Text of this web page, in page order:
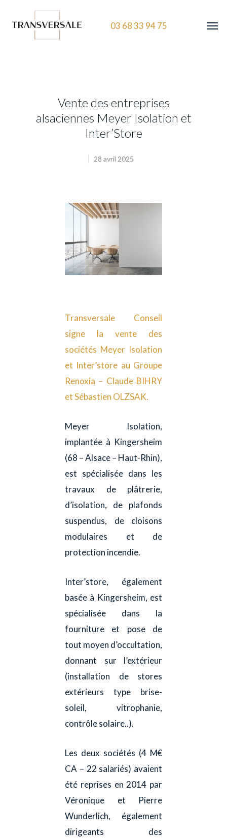
03 68 33 94 75
Vente des entreprises
alsaciennes Meyer Isolation et
Inter’Store
28 avril 2025
Transversale Conseil
signe la vente des
sociétés Meyer Isolation
et Inter’store au Groupe
Renoxia – Claude BIHRY
et Sébastien OLZSAK.
Meyer Isolation,
implantée à Kingersheim
(68 – Alsace – Haut-Rhin),
est spécialisée dans les
travaux de plâtrerie,
d’isolation, de plafonds
suspendus, de cloisons
modulaires et de
protection incendie.
Inter’store, également
basée à Kingersheim, est
spécialisée dans la
fourniture et pose de
tout moyen d’occultation,
donnant sur l’extérieur
(installation de stores
extérieurs type brise-
soleil, vitrophanie,
contrôle solaire..).
Les deux sociétés (4 M€
CA – 22 salariés) avaient
été reprises en 2014 par
Véronique et Pierre
Wunderlich, également
dirigeants des